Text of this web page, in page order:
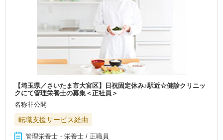
【埼玉県／さいたま市大宮区】日祝固定休み♪駅近☆健診クリニッ
クにて管理栄養士の募集＜正社員＞
名称非公開
転職支援サービス経由
管理栄養士・栄養士 / 正職員